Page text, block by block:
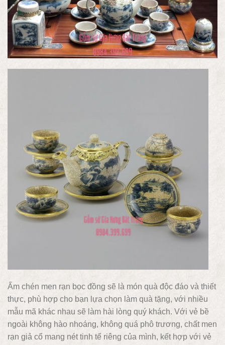
Ấm chén men rạn bọc đồng sẽ là món quà độc đáo và thiết
thực, phù hợp cho bạn lựa chọn làm quà tặng, với nhiều
mẫu mã khác nhau sẽ làm hài lòng quý khách. Với vẻ bề
ngoài không hào nhoáng, không quá phô trương, chất men
rạn giả cổ mang nét tinh tế riêng của mình, kết hợp với vẻ